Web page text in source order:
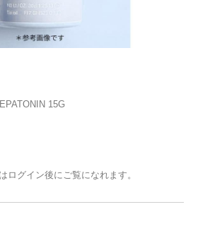
15G
ログイン後にご覧になれます。